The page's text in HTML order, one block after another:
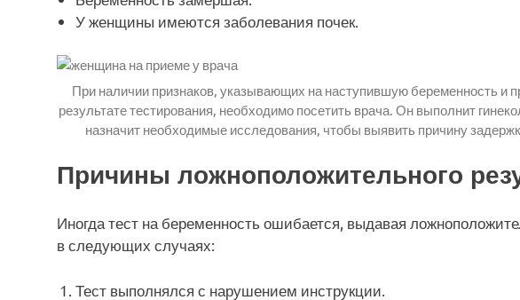
У женщины имеются заболевания почек.
При наличии признаков, указывающих на наступившую беременность и
результате тестирования, необходимо посетить врача. Он выполнит
назначит необходимые исследования, чтобы выявить причину
Причины ложноположительного
Иногда тест на беременность ошибается, выдавая
в следующих случаях:
Тест выполнялся с нарушением инструкции.